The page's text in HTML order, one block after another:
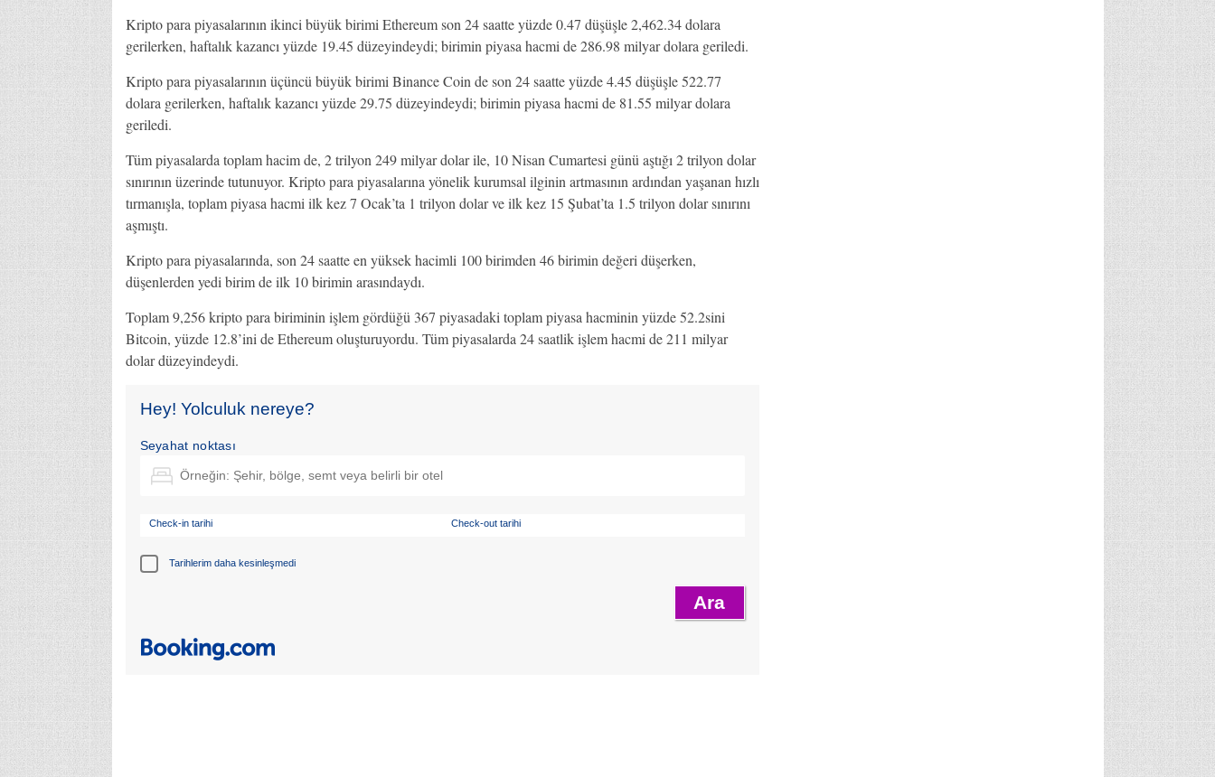
Kripto para piyasalarının ikinci büyük birimi Ethereum son 24 saatte yüzde 0.47 düşüşle 2,462.34 dolara
gerilerken, haftalık kazancı yüzde 19.45 düzeyindeydi; birimin piyasa hacmi de 286.98 milyar dolara geriledi.
Kripto para piyasalarının üçüncü büyük birimi Binance Coin de son 24 saatte yüzde 4.45 düşüşle 522.77
dolara gerilerken, haftalık kazancı yüzde 29.75 düzeyindeydi; birimin piyasa hacmi de 81.55 milyar dolara
geriledi.
Tüm piyasalarda toplam hacim de, 2 trilyon 249 milyar dolar ile, 10 Nisan Cumartesi günü aştığı 2 trilyon dolar
sınırının üzerinde tutunuyor. Kripto para piyasalarına yönelik kurumsal ilginin artmasının ardından yaşanan hızlı
tırmanışla, toplam piyasa hacmi ilk kez 7 Ocak’ta 1 trilyon dolar ve ilk kez 15 Şubat’ta 1.5 trilyon dolar sınırını
aşmıştı.
Kripto para piyasalarında, son 24 saatte en yüksek hacimli 100 birimden 46 birimin değeri düşerken,
düşenlerden yedi birim de ilk 10 birimin arasındaydı.
Toplam 9,256 kripto para biriminin işlem gördüğü 367 piyasadaki toplam piyasa hacminin yüzde 52.2sini
Bitcoin, yüzde 12.8’ini de Ethereum oluşturuyordu. Tüm piyasalarda 24 saatlik işlem hacmi de 211 milyar
dolar düzeyindeydi.
Hey! Yolculuk nereye?
Seyahat noktası
Check-in tarihi Check-out tarihi
Tarihlerim daha kesinleşmedi